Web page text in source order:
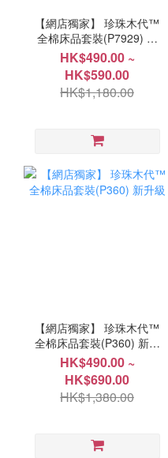
【網店獨家】 珍珠木代™
全棉床品套裝(P7929) 新
升級
HK$490.00 ~
HK$590.00
HK$1,180.00
【網店獨家】 珍珠木代™
全棉床品套裝(P360) 新升
級
HK$490.00 ~
HK$690.00
HK$1,380.00